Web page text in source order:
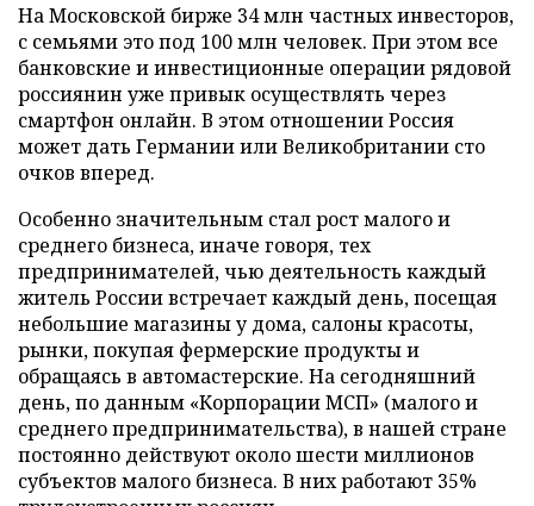
На Московской бирже 34 млн частных инвесторов,
с семьями это под 100 млн человек. При этом все
банковские и инвестиционные операции рядовой
россиянин уже привык осуществлять через
смартфон онлайн. В этом отношении Россия
может дать Германии или Великобритании сто
очков вперед.
Особенно значительным стал рост малого и
среднего бизнеса, иначе говоря, тех
предпринимателей, чью деятельность каждый
житель России встречает каждый день, посещая
небольшие магазины у дома, салоны красоты,
рынки, покупая фермерские продукты и
обращаясь в автомастерские. На сегодняшний
день, по данным «Корпорации МСП» (малого и
среднего предпринимательства), в нашей стране
постоянно действуют около шести миллионов
субъектов малого бизнеса. В них работают 35%